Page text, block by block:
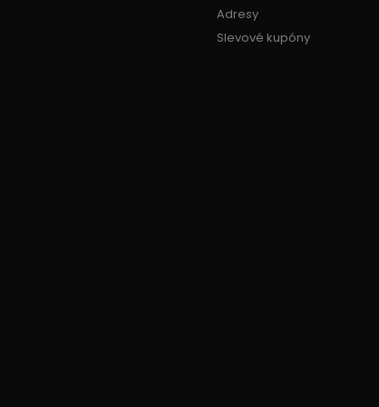
Adresy
Slevové kupóny